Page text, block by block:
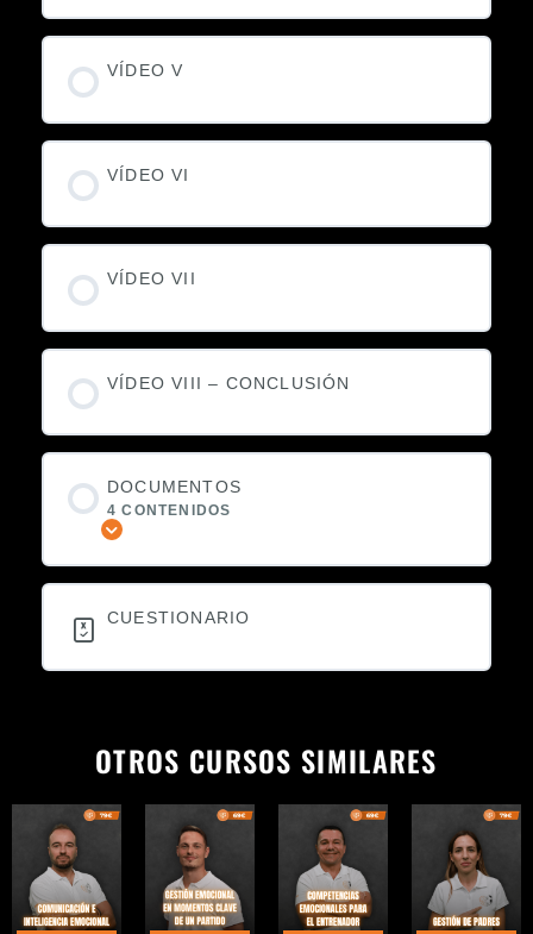
VÍDEO V
VÍDEO VI
VÍDEO VII
VÍDEO VIII – CONCLUSIÓN
DOCUMENTOS
4 CONTENIDOS
CUESTIONARIO
OTROS CURSOS SIMILARES